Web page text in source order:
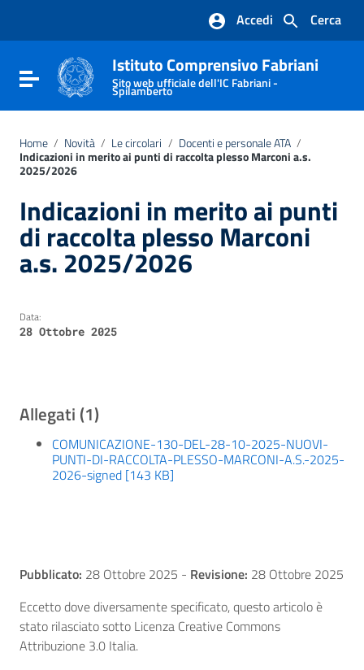
Vai al footer
Cerca
Accedi
Attiva / disattiva la navigazione
Istituto Comprensivo Fabriani
Sito web ufficiale dell'IC Fabriani -
Spilamberto
Home / Novità / Le circolari / Docenti e personale ATA /
Indicazioni in merito ai punti di raccolta plesso Marconi a.s.
2025/2026
Indicazioni in merito ai punti
di raccolta plesso Marconi
a.s. 2025/2026
Data:
28 Ottobre 2025
Allegati (1)
COMUNICAZIONE-130-DEL-28-10-2025-NUOVI-
PUNTI-DI-RACCOLTA-PLESSO-MARCONI-A.S.-2025-
2026-signed [143 KB]
Pubblicato: 28 Ottobre 2025 - Revisione: 28 Ottobre 2025
Eccetto dove diversamente specificato, questo articolo è
stato rilasciato sotto Licenza Creative Commons
Attribuzione 3.0 Italia.